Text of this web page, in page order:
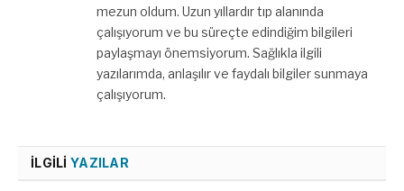
mezun oldum. Uzun yıllardır tıp alanında
çalışıyorum ve bu süreçte edindiğim bilgileri
paylaşmayı önemsiyorum. Sağlıkla ilgili
yazılarımda, anlaşılır ve faydalı bilgiler sunmaya
çalışıyorum.
İLGILI YAZILAR